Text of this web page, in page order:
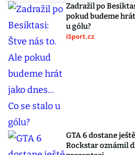
Zadražil po
pokud budeme hrát
u gólu?
iSport.cz
GTA 6 dostane
Rockstar oznámil